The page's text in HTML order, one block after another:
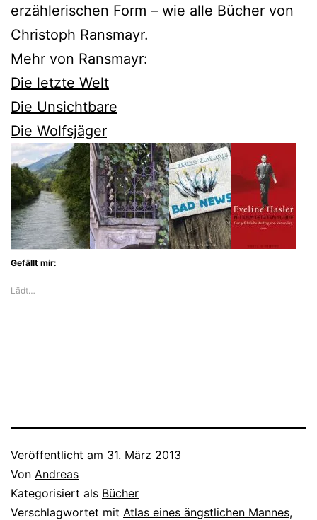
erzählerischen Form – wie alle Bücher von
Christoph Ransmayr.
Mehr von Ransmayr:
Die letzte Welt
Die Unsichtbare
Die Wolfsjäger
Gefällt mir:
Lädt…
Veröffentlicht am 31. März 2013
Von Andreas
Kategorisiert als Bücher
Verschlagwortet mit Atlas eines ängstlichen Mannes,